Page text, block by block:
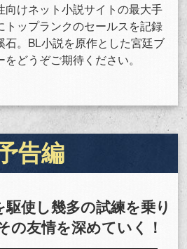
閉じる
基本情報、本人連絡先、パスワード 、クレジ
ットカード情報の変更が可能です。
決済方法の変更が可能です。
向けネット小説サイトの最大手
トップランクのセールスを記録
石。BL小説を原作とした宮廷ブ
どうぞご期待ください。
告編
駆使し幾多の試練を乗り
の友情を深めていく！